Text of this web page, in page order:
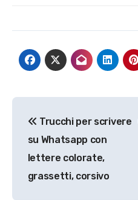
articoli
Trucchi per scrivere
su Whatsapp con
lettere colorate,
grassetti, corsivo